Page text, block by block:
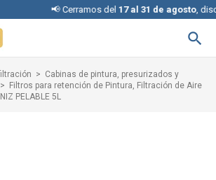
📢 Cerramos del17 al 31 de agosto, disculpe

Cabinas de pintura, presurizados y
Filtros para retención de Pintura, Filtración de Aire
PELABLE 5L